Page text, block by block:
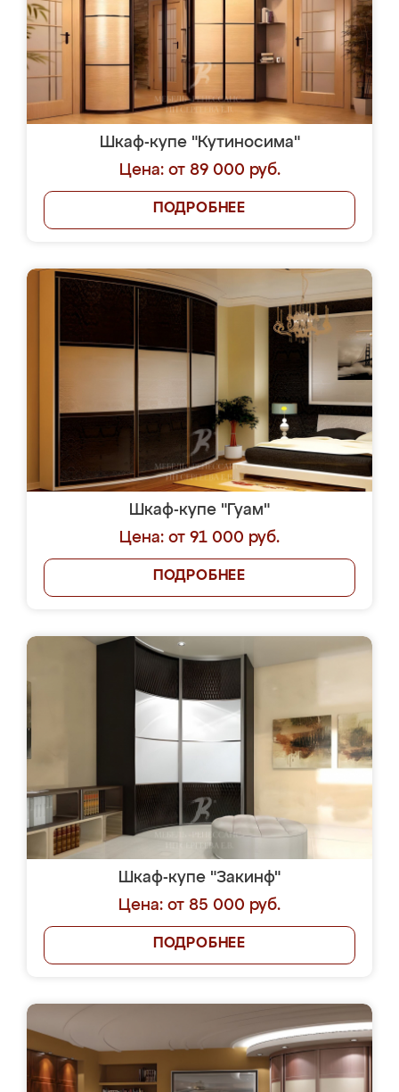
Шкаф-купе "Кутиносима"
Цена: от 89 000 руб.
ПОДРОБНЕЕ
Шкаф-купе "Гуам"
Цена: от 91 000 руб.
ПОДРОБНЕЕ
Шкаф-купе "Закинф"
Цена: от 85 000 руб.
ПОДРОБНЕЕ